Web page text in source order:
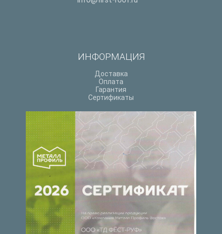
ИНФОРМАЦИЯ
Доставка
Оплата
Гарантия
Сертификаты